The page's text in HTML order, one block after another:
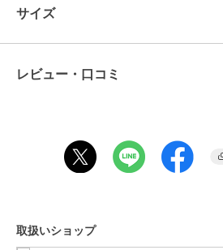
商品のお取り扱い方法
サイズ
レビュー・口コミ
取扱いショップ